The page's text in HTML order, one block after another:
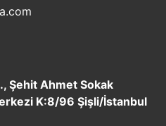
Şehit Ahmet Sokak
K:8/96 Şişli/İstanbul